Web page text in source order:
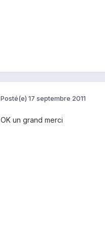
Posté(e) 17 septembre 2011
OK un grand merci